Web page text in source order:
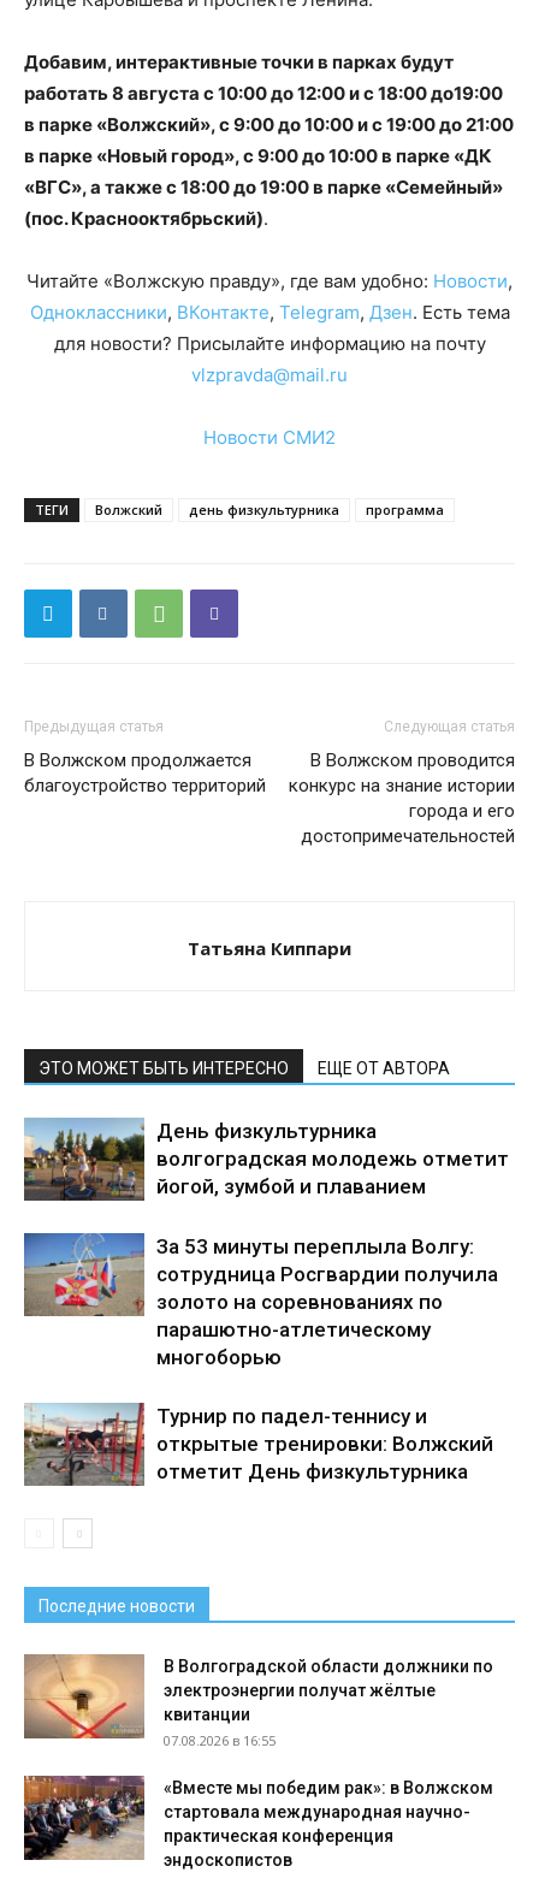
Добавим, интерактивные точки в парках будут
работать 8 августа с 10:00 до 12:00 и с 18:00 до19:00
в парке «Волжский», с 9:00 до 10:00 и с 19:00 до 21:00
в парке «Новый город», с 9:00 до 10:00 в парке «ДК
«ВГС», а также с 18:00 до 19:00 в парке «Семейный»
(пос. Краснооктябрьский).
Читайте «Волжскую правду», где вам удобно: Новости,
Одноклассники, ВКонтакте, Telegram, Дзен. Есть тема
для новости? Присылайте информацию на почту
vlzpravda@mail.ru
Новости СМИ2
ТЕГИ Волжский день физкультурника программа
Предыдущая статья
В Волжском продолжается
благоустройство территорий
Следующая статья
В Волжском проводится
конкурс на знание истории
города и его
достопримечательностей
Татьяна Киппари
ЭТО МОЖЕТ БЫТЬ ИНТЕРЕСНО ЕЩЕ ОТ АВТОРА
День физкультурника
волгоградская молодежь отметит
йогой, зумбой и плаванием
За 53 минуты переплыла Волгу:
сотрудница Росгвардии получила
золото на соревнованиях по
парашютно-атлетическому
многоборью
Турнир по падел-теннису и
открытые тренировки: Волжский
отметит День физкультурника
Последние новости
В Волгоградской области должники по
электроэнергии получат жёлтые
квитанции
07.08.2026 в 16:55
«Вместе мы победим рак»: в Волжском
стартовала международная научно-
практическая конференция
эндоскопистов